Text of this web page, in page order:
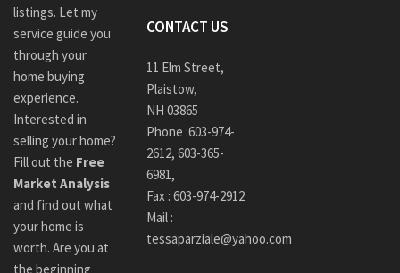
listings. Let my
service guide you
through your
home buying
experience.
Interested in
selling your home?
Fill out the Free
Market Analysis
and find out what
your home is
worth. Are you at
the beginning
CONTACT US
11 Elm Street,
Plaistow,
NH 03865
Phone :603-974-
2612,603-365-
6981,
Fax : 603-974-2912
Mail :
tessaparziale@yahoo.com